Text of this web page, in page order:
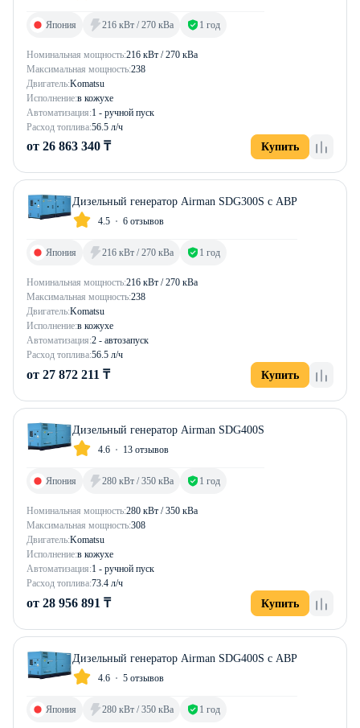
Номинальная мощность:216 кВт / 270 кВа
Максимальная мощность:238
Двигатель:Komatsu
Исполнение:в кожухе
Автоматизация:1 - ручной пуск
Расход топлива:56.5 л/ч
Япония 216 кВт / 270 кВа 1 год
от 26 863 340 ₸ Купить
Дизельный генератор Airman SDG300S с АВР
4.5 6 отзывов
Номинальная мощность:216 кВт / 270 кВа
Максимальная мощность:238
Двигатель:Komatsu
Исполнение:в кожухе
Автоматизация:2 - автозапуск
Расход топлива:56.5 л/ч
Япония 216 кВт / 270 кВа 1 год
от 27 872 211 ₸ Купить
Дизельный генератор Airman SDG400S
4.6 13 отзывов
Номинальная мощность:280 кВт / 350 кВа
Максимальная мощность:308
Двигатель:Komatsu
Исполнение:в кожухе
Автоматизация:1 - ручной пуск
Расход топлива:73.4 л/ч
Япония 280 кВт / 350 кВа 1 год
от 28 956 891 ₸ Купить
Дизельный генератор Airman SDG400S с АВР
4.6 5 отзывов
Япония 280 кВт / 350 кВа 1 год